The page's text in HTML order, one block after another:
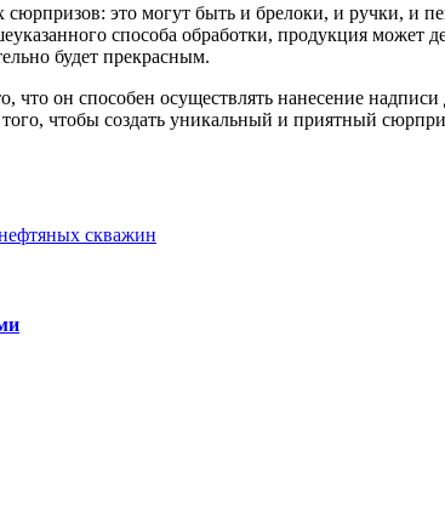
это могут быть и брелоки, и ручки, и
способа обработки, продукция может
будет прекрасным.
что он способен осуществлять нанесение
чтобы создать уникальный и приятный
скважин